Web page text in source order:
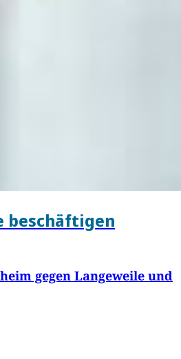
beschäftigen
gegen Langeweile und